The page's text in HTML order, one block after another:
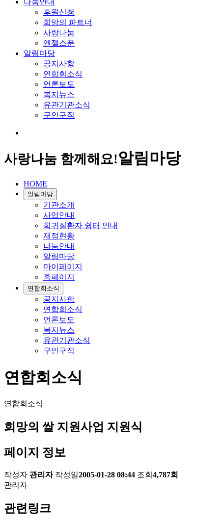
후원신청
희망의 파트너
사랑나눔
엔젤스푼
알림마당
공지사항
연합회소식
언론보도
복지뉴스
유관기관소식
구인구직
사랑나눔 함께해요!알림마당
HOME
알림마당
기관소개
사업안내
희귀질환자 쉼터 안내
재정현황
나눔안내
알림마당
마이페이지
홈페이지
연합회소식
공지사항
연합회소식
언론보도
복지뉴스
유관기관소식
구인구직
연합회소식
연합회소식
희망의 쌀 지원사업 지원식
페이지 정보
작성자 관리자 작성일2005-01-28 08:44 조회 4,787회
관리자
관련링크